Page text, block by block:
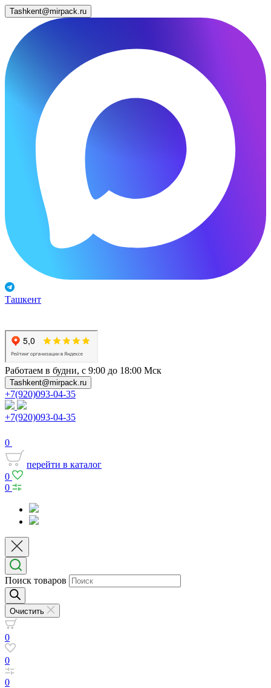
Tashkent@mirpack.ru
Ташкент
Работаем в будни, с 9:00 до 18:00 Мск
Tashkent@mirpack.ru
+7(920)093-04-35
+7(920)093-04-35
0
перейти в каталог
0
0
Поиск товаров
Очистить
0
0
0